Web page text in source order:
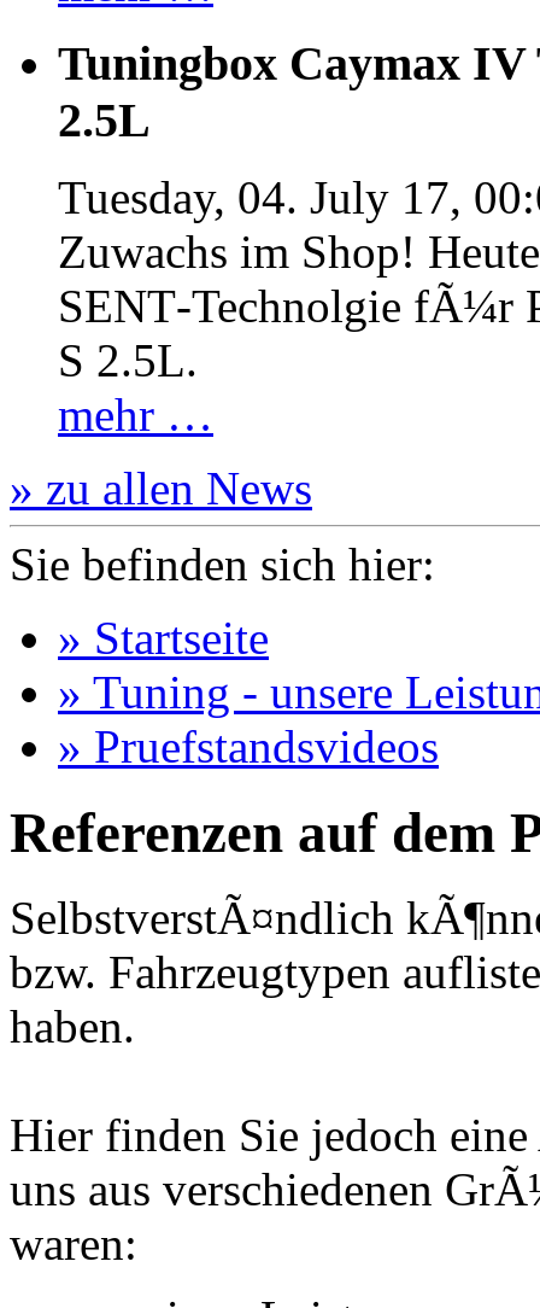
Tuningbox Caymax IV
2.5L
Tuesday, 04. July 17,
Zuwachs im Shop!
SENT‐Technolgie fÃ¼r
S 2.5L.
mehr …
» zu allen News
Sie befinden sich hier:
» Startseite
» Tuning - unsere
» Pruefstandsvideos
Referenzen auf dem
SelbstverstÃ¤ndlich
bzw. Fahrzeugtypen
haben.
Hier finden Sie jedoch
uns aus verschiedenen
waren: